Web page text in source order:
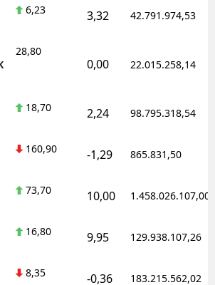
6,23 3,32 42.791.974,53
28,80
0,00 22.015.258,14
18,70 2,24 98.795.318,54
160,90 -1,29 865.831,50
73,70 10,00 1.458.026.107,00
16,80 9,95 129.938.107,26
8,35 -0,36 183.215.562,02